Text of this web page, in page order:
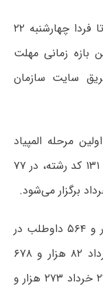
تا فردا چهارشنبه ۲۲
بازه زمانی مهلت
سایت سازمان
سال ۹۸ به همراه اولین مرحله المپیاد
علمی دانشجویی کشور در ۶ گروه آموزشی و ۱۳۱ کد رشته، در ۷۷
در آزمون صبح پنجشنبه ۲۳ خرداد ۲۹۹ هزار و ۵۶۴ داوطلب در
۳۲ کد رشته، در بعدازظهر پنجشنبه ۲۳ خرداد ۸۲ هزار و ۶۷۸
داوطلب در ۶۳ کد رشته و در صبح جمعه ۲۴ خرداد ۲۷۳ هزار و